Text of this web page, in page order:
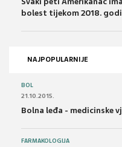
bolest tijekom 2018.
NAJPOPULARNIJE
BOL
21.10.2015.
Bolna leđa - medicinske
FARMAKOLOGIJA